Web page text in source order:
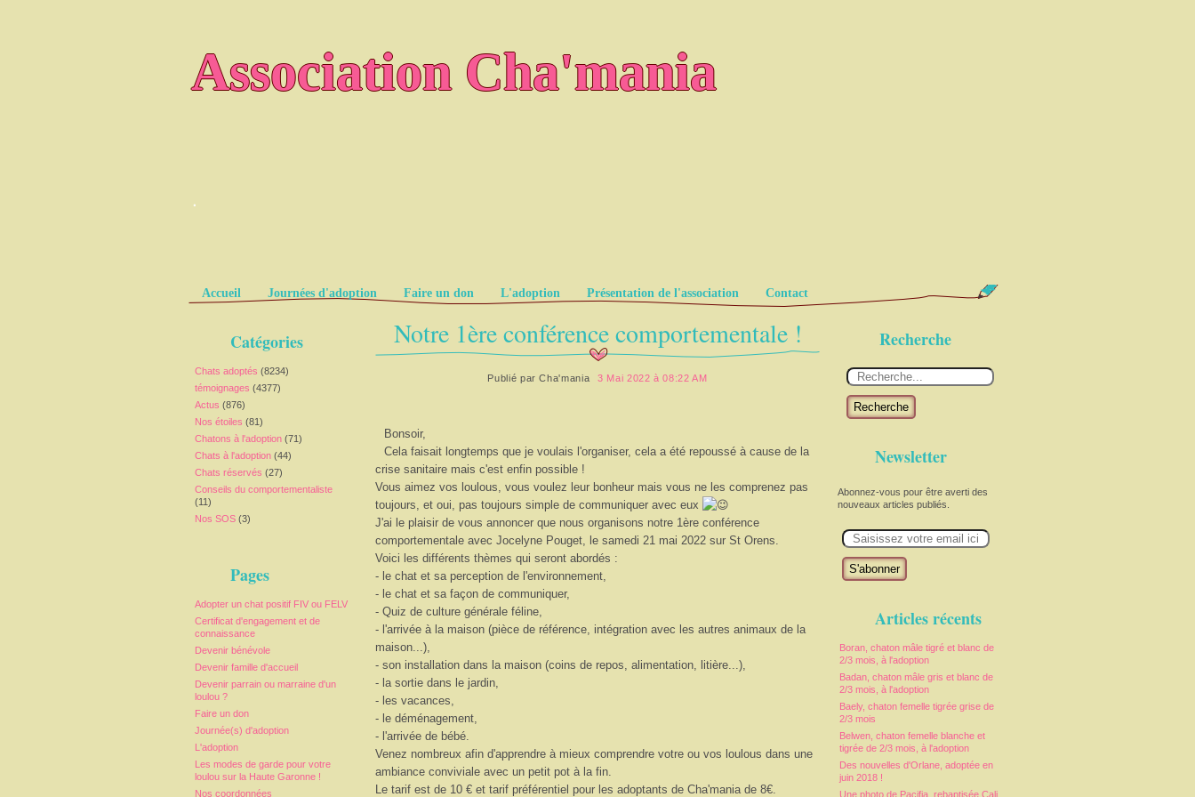
Association Cha'mania
.
Pages
Accueil Journées d'adoption Faire un don L'adoption Présentation de l'association Contact
Catégories
Chats adoptés (8234)
témoignages (4377)
Actus (876)
Nos étoiles (81)
Chatons à l'adoption (71)
Chats à l'adoption (44)
Chats réservés (27)
Conseils du comportementaliste
(11)
Nos SOS (3)
Pages
Adopter un chat positif FIV ou FELV
Certificat d'engagement et de
connaissance
Devenir bénévole
Devenir famille d'accueil
Devenir parrain ou marraine d'un
loulou ?
Faire un don
Journée(s) d'adoption
L'adoption
Les modes de garde pour votre
loulou sur la Haute Garonne !
Nos coordonnées
Recherche
Recherche
Newsletter
Abonnez-vous pour être averti des
nouveaux articles publiés.
m
Articles récents
Boran, chaton mâle tigré et blanc de
2/3 mois, à l'adoption
Badan, chaton mâle gris et blanc de
2/3 mois, à l'adoption
Baely, chaton femelle tigrée grise de
2/3 mois
Belwen, chaton femelle blanche et
tigrée de 2/3 mois, à l'adoption
Des nouvelles d'Orlane, adoptée en
juin 2018 !
Une photo de Pacifia, rebaptisée Cali,
Notre 1ère conférence comportementale !
Publié parCha'mania 3 Mai 2022 à 08:22 AM
Bonsoir,
Cela faisait longtemps que je voulais l'organiser, cela a été repoussé à cause de la
crise sanitaire mais c'est enfin possible !
Vous aimez vos loulous, vous voulez leur bonheur mais vous ne les comprenez pas
toujours, et oui, pas toujours simple de communiquer avec eux
J'ai le plaisir de vous annoncer que nous organisons notre 1ère conférence
comportementale avec Jocelyne Pouget, le samedi 21 mai 2022 sur St Orens.
Voici les différents thèmes qui seront abordés :
- le chat et sa perception de l'environnement,
- le chat et sa façon de communiquer,
- Quiz de culture générale féline,
- l'arrivée à la maison (pièce de référence, intégration avec les autres animaux de la
maison...),
- son installation dans la maison (coins de repos, alimentation, litière...),
- la sortie dans le jardin,
- les vacances,
- le déménagement,
- l'arrivée de bébé.
Venez nombreux afin d'apprendre à mieux comprendre votre ou vos loulous dans une
ambiance conviviale avec un petit pot à la fin.
Le tarif est de 10 € et tarif préférentiel pour les adoptants de Cha'mania de 8€.